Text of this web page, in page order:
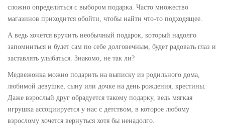
сложно определиться с выбором подарка. Часто множество
магазинов приходится обойти, чтобы найти что-то подходящее.
А ведь хочется вручить необычный подарок, который надолго
запомниться и будет сам по себе долговечным, будет радовать глаз и
заставлять улыбаться. Знакомо, не так ли?
Медвежонка можно подарить на выписку из родильного дома,
любимой девушке, сыну или дочке на день рождения, крестины.
Даже взрослый друг обрадуется такому подарку, ведь мягкая
игрушка ассоциируется у нас с детством, в которое любому
взрослому хочется вернуться хотя бы ненадолго.